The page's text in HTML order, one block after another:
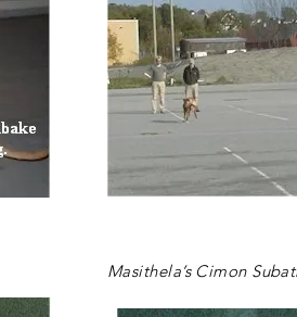
Masithela’s Cimon